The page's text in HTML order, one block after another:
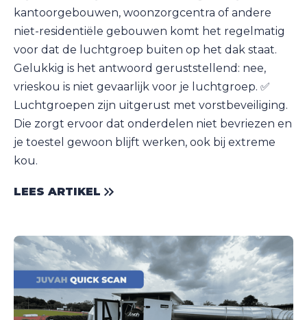
kantoorgebouwen, woonzorgcentra of andere
niet-residentiële gebouwen komt het regelmatig
voor dat de luchtgroep buiten op het dak staat.
Gelukkig is het antwoord geruststellend: nee,
vrieskou is niet gevaarlijk voor je luchtgroep. ✅
Luchtgroepen zijn uitgerust met vorstbeveiliging.
Die zorgt ervoor dat onderdelen niet bevriezen en
je toestel gewoon blijft werken, ook bij extreme
kou.
LEES ARTIKEL